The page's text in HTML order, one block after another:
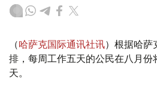
（哈萨克国际通讯社讯）根据哈萨
排，每周工作五天的公民在八月份
天。